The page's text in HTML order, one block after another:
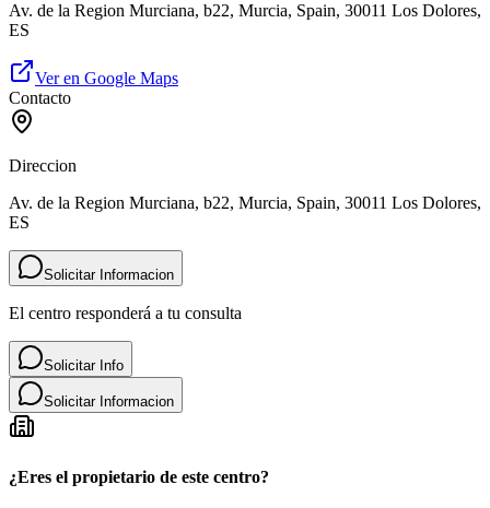
Av. de la Region Murciana, b22, Murcia, Spain, 30011 Los Dolores,
ES
Ver en Google Maps
Contacto
Direccion
Av. de la Region Murciana, b22, Murcia, Spain, 30011 Los Dolores,
ES
Solicitar Informacion
El centro responderá a tu consulta
Solicitar Info
Solicitar Informacion
¿Eres el propietario de este centro?